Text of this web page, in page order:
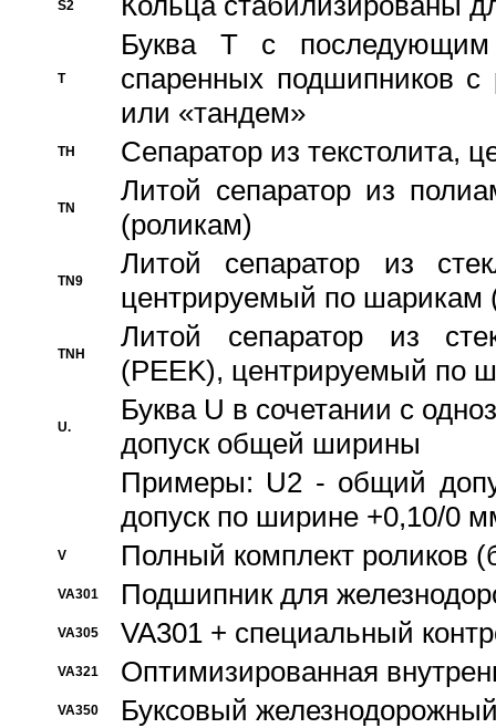
S2
T
Буква T с
спаренных подшипников
или «тандем»
TH Сепаратор из текстолита,
TN
Литой сепаратор из
(роликам)
TN9
Литой сепаратор из
центрируемый по шарикам
TNH
Литой сепаратор из
(PEEK), центрируемый по
U.
Буква U в сочетании с
допуск общей ширины
Примеры: U2 - общий
допуск по ширине +0,10/0
V Полный комплект роликов
VA301 Подшипник для
VA305 VA301 + специальный
VA321 Оптимизированная
VA350 Буксовый